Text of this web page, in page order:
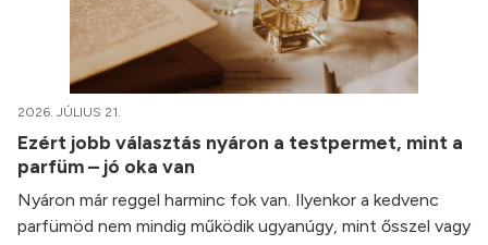
2026. JÚLIUS 21.
Ezért jobb választás nyáron a testpermet, mint a
parfüm – jó oka van
Nyáron már reggel harminc fok van. Ilyenkor a kedvenc
parfümöd nem mindig működik ugyanúgy, mint ősszel vagy